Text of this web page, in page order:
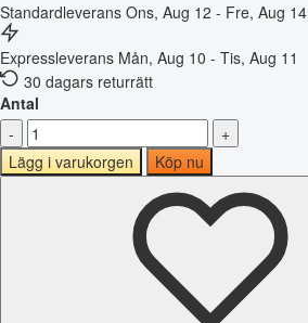
Standardleverans Ons, Aug 12 - Fre, Aug 14
Expressleverans Mån, Aug 10 - Tis, Aug 11
30 dagars returrätt
Antal
-
+
Lägg i varukorgen
Köp nu